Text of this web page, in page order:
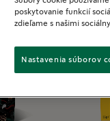
poskytovanie funkcií
zdieľame s našimi
Nastavenia súborov